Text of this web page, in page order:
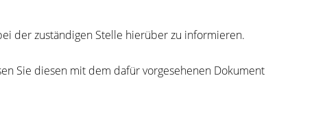
der zuständigen Stelle hierüber zu informieren.
Sie diesen mit dem dafür vorgesehenen Dokument